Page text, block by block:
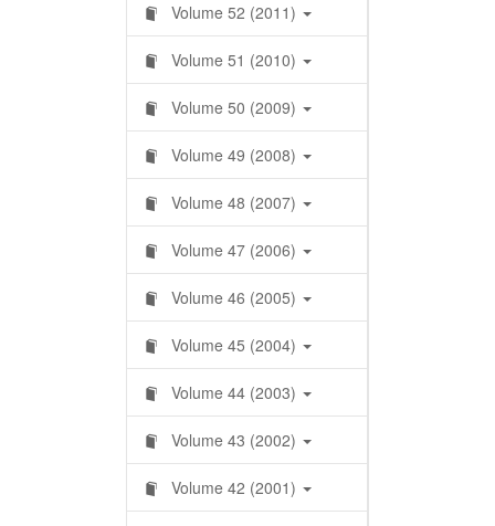
Volume 52 (2011)
Volume 51 (2010)
Volume 50 (2009)
Volume 49 (2008)
Volume 48 (2007)
Volume 47 (2006)
Volume 46 (2005)
Volume 45 (2004)
Volume 44 (2003)
Volume 43 (2002)
Volume 42 (2001)